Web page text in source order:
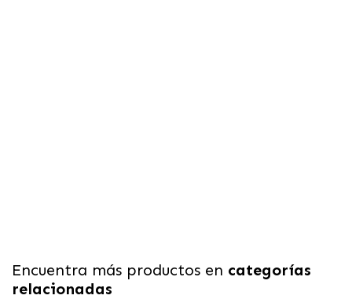
Encuentra más productos en categorías
relacionadas